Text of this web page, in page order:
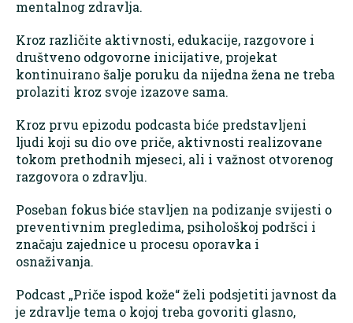
mentalnog zdravlja.
Kroz različite aktivnosti, edukacije, razgovore i
društveno odgovorne inicijative, projekat
kontinuirano šalje poruku da nijedna žena ne treba
prolaziti kroz svoje izazove sama.
Kroz prvu epizodu podcasta biće predstavljeni
ljudi koji su dio ove priče, aktivnosti realizovane
tokom prethodnih mjeseci, ali i važnost otvorenog
razgovora o zdravlju.
Poseban fokus biće stavljen na podizanje svijesti o
preventivnim pregledima, psihološkoj podršci i
značaju zajednice u procesu oporavka i
osnaživanja.
Podcast „Priče ispod kože“ želi podsjetiti javnost da
je zdravlje tema o kojoj treba govoriti glasno,